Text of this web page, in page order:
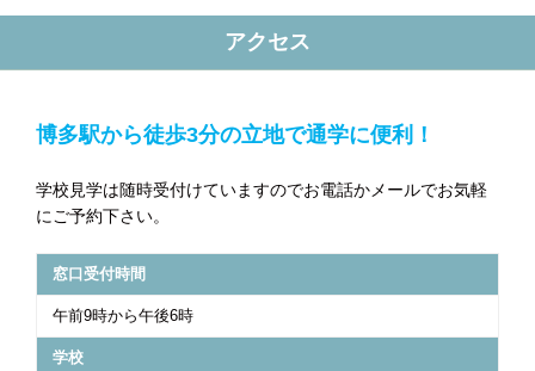
アクセス
博多駅から徒歩3分の立地で通学に便利！
学校見学は随時受付けていますのでお電話かメールでお気軽
にご予約下さい。
窓口受付時間
午前9時から午後6時
学校